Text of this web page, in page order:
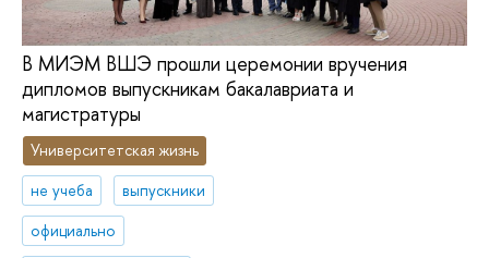
В МИЭМ ВШЭ прошли церемонии вручения
дипломов выпускникам бакалавриата и
магистратуры
Университетская жизнь
не учеба
выпускники
официально